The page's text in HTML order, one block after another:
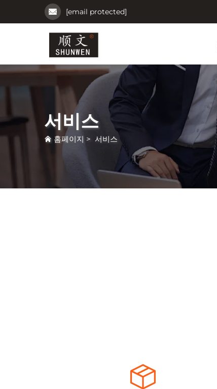
[email protected]
서비스
홈페이지 > 서비스